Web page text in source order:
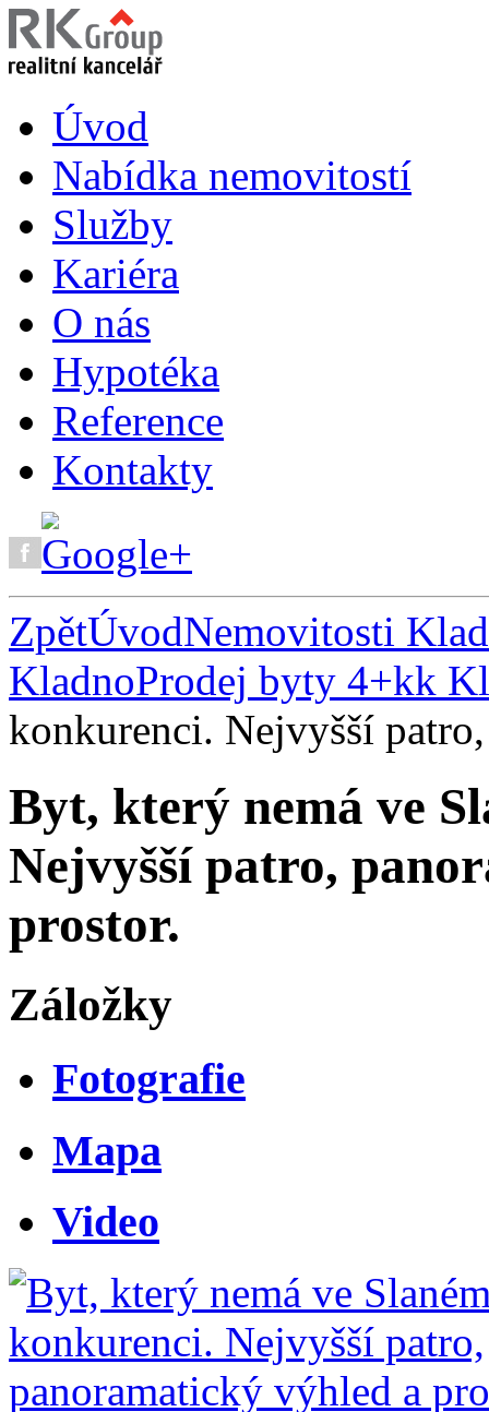
Úvod
Nabídka nemovitostí
Služby
Kariéra
O nás
Hypotéka
Reference
Kontakty
ZpětÚvodNemovitosti
KladnoProdej byty 4+kk
konkurenci. Nejvyšší
Byt, který nemá ve
Nejvyšší patro,
prostor.
Záložky
Fotografie
Mapa
Video